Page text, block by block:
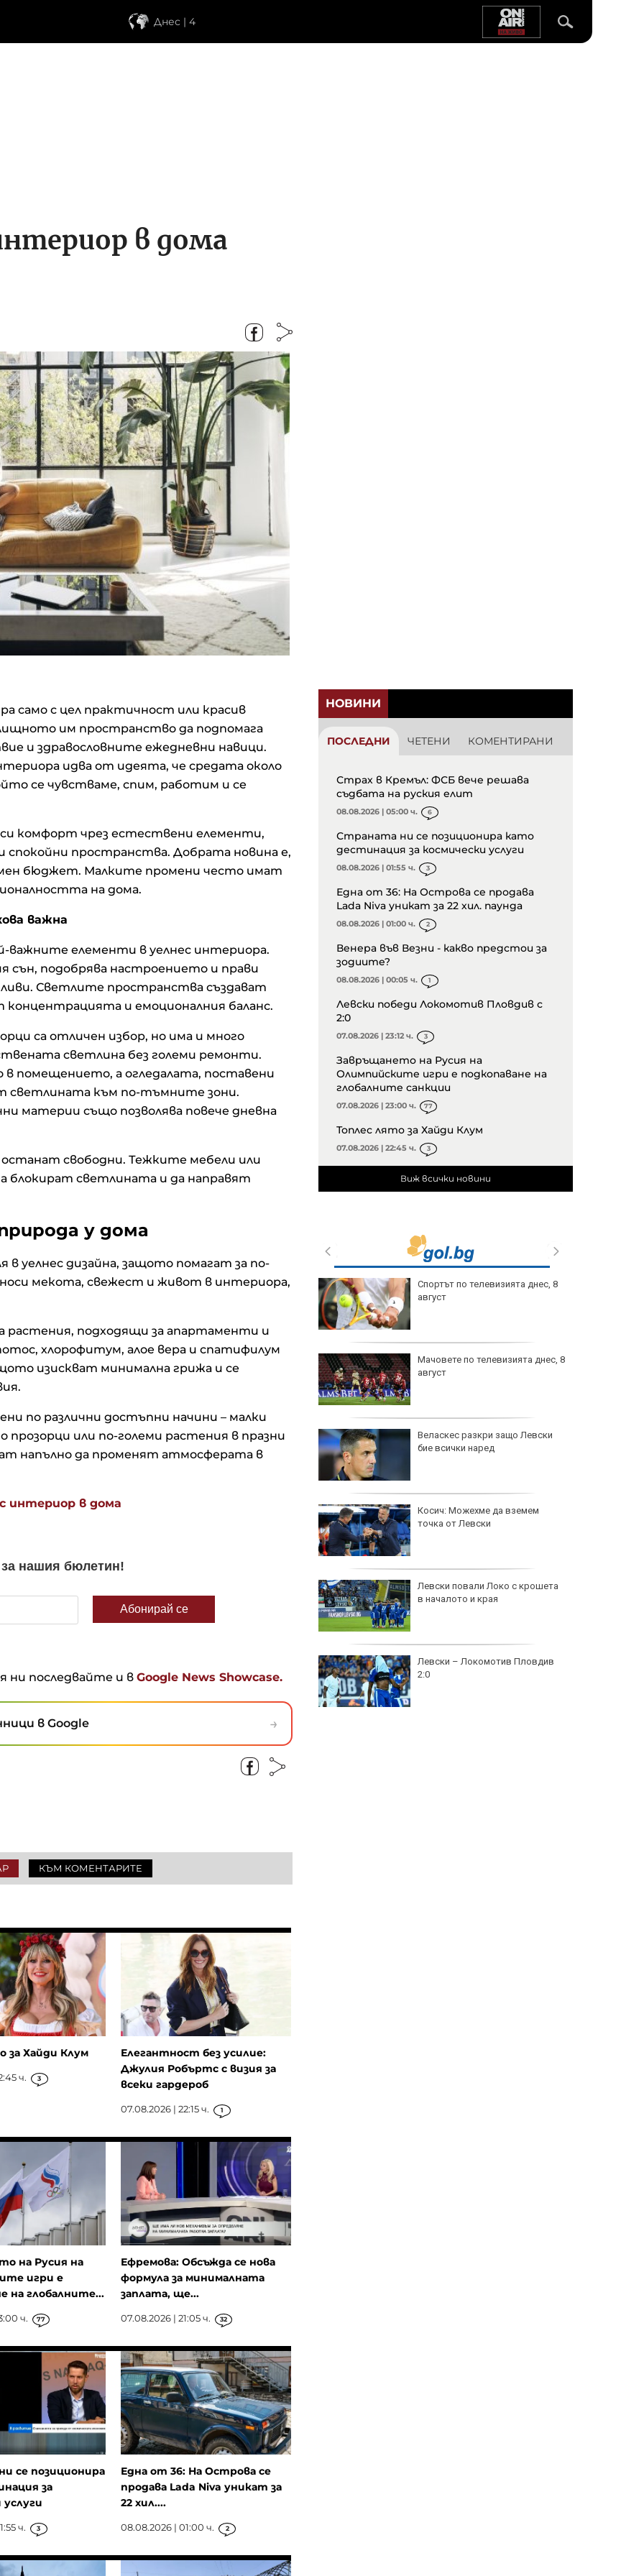
Днес | 4
в дома
само с цел практичност или красив
им пространство да подпомага
и здравословните ежедневни навици.
идва от идеята, че средата около
се чувстваме, спим, работим и се
комфорт чрез естествени елементи,
спокойни пространства. Добрата новина е,
бюджет. Малките промени често имат
на дома.
важна
елементи в уелнес интериора.
сън, подобрява настроението и прави
Светлите пространства създават
концентрацията и емоционалния баланс.
са отличен избор, но има и много
светлина без големи ремонти.
помещението, а огледалата, поставени
светлината към по-тъмните зони.
материи също позволява повече дневна
свободни. Тежките мебели или
блокират светлината и да направят
у дома
уелнес дизайна, защото помагат за по-
мекота, свежест и живот в интериора,
растения, подходящи за апартаменти и
хлорофитум, алое вера и спатифилум
изискват минимална грижа и се
по различни достъпни начини – малки
или по-големи растения в празни
напълно да променят атмосферата в
интериор в дома
ни последвайте и в Google News Showcase.
в Google →
КЪМ КОМЕНТАРИТЕ
НОВИНИ
ПОСЛЕДНИ ЧЕТЕНИ КОМЕНТИРАНИ
Страх в Кремъл: ФСБ вече решава
съдбата на руския елит
08.08.2026 | 05:00 ч. 6
Страната ни се позиционира като
дестинация за космически услуги
08.08.2026 | 01:55 ч. 3
Една от 36: На Острова се продава
Lada Niva уникат за 22 хил. паунда
08.08.2026 | 01:00 ч. 2
Венера във Везни - какво предстои за
зодиите?
08.08.2026 | 00:05 ч. 1
Левски победи Локомотив Пловдив с
2:0
07.08.2026 | 23:12 ч. 3
Завръщането на Русия на
Олимпийските игри е подкопаване на
глобалните санкции
07.08.2026 | 23:00 ч. 77
Топлес лято за Хайди Клум
07.08.2026 | 22:45 ч. 3
Виж всички новини
в
на
на
По-добър живот за 3 зодии по
Кои 6 семена са най-добрият
съюзник на сърцето?
Green Day пусна денонощен
канал в YouTube
откриване на терористични
организации
Спортът по телевизията днес, 8
август
Мачовете по телевизията днес, 8
август
Веласкес разкри защо Левски
бие всички наред
Косич: Можехме да вземем
точка от Левски
Левски повали Локо с крошета
в началото и края
Левски – Локомотив Пловдив
2:0
за Хайди Клум
ч. 3
Елегантност без усилие:
Джулия Робъртс с визия за
всеки гардероб
07.08.2026 | 22:15 ч. 1
на Русия на
игри е
на глобалните...
ч. 77
Ефремова: Обсъжда се нова
формула за минималната
заплата, ще...
07.08.2026 | 21:05 ч. 32
се позиционира
за
услуги
ч. 3
Една от 36: На Острова се
продава Lada Niva уникат за
22 хил....
08.08.2026 | 01:00 ч. 2